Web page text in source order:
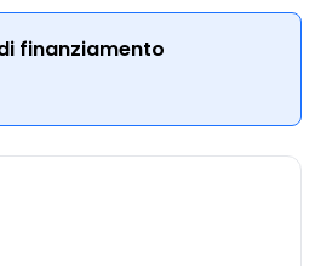
finanziamento